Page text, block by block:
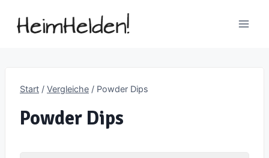
Inhalt
Start / Vergleiche / Powder Dips
Powder Dips